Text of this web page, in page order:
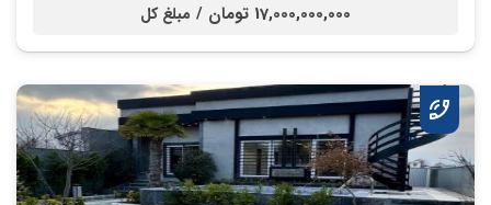
17,000,000,000 تومان / مبلغ کل